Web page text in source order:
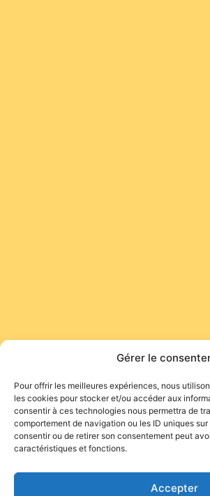
Gérer le
Pour offrir les meilleures expériences, nous
les cookies pour stocker et/ou accéder aux
consentir à ces technologies nous permettra de
comportement de navigation ou les ID uniques
consentir ou de retirer son consentement peut
caractéristiques et fonctions.
Accepter